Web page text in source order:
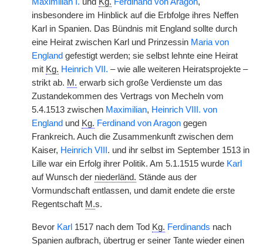
insbesondere im Hinblick auf die Erbfolge ihres Neffen
Karl in Spanien. Das Bündnis mit England sollte durch
eine Heirat zwischen Karl und Prinzessin Maria von
England gefestigt werden; sie selbst lehnte eine Heirat
mit Kg. Heinrich VII. – wie alle weiteren Heiratsprojekte –
strikt ab. M. erwarb sich große Verdienste um das
Zustandekommen des Vertrags von Mecheln vom
5.4.1513 zwischen Maximilian, Heinrich VIII. von
England und Kg. Ferdinand von Aragon gegen
Frankreich. Auch die Zusammenkunft zwischen dem
Kaiser, Heinrich VIII . und ihr selbst im September 1513 in
Lille war ein Erfolg ihrer Politik. Am 5.1.1515 wurde Karl
auf Wunsch der niederländ. Stände aus der
Vormundschaft entlassen, und damit endete die erste
Regentschaft M.s.
Bevor Karl 1517 nach dem Tod Kg. Ferdinands nach
Spanien aufbrach, übertrug er seiner Tante wieder einen